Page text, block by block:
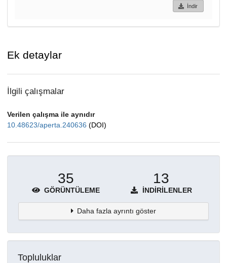
İndir
Ek detaylar
İlgili çalışmalar
Verilen çalışma ile aynıdır
10.48623/aperta.240636 (DOI)
35
GÖRÜNTÜLEME
13
İNDIRILENLER
Daha fazla ayrıntı göster
Topluluklar